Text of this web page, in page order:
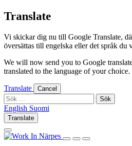
Skip
to
Translate
Vi skickar dig nu till Google Translate,
översättas till engelska eller det språk du
We will now send you to Google
translated to the language of your choice.
Translate Cancel
Sök
efter:
English English
Suomi
Translate
Log
inSearch
this
LogSearchShow